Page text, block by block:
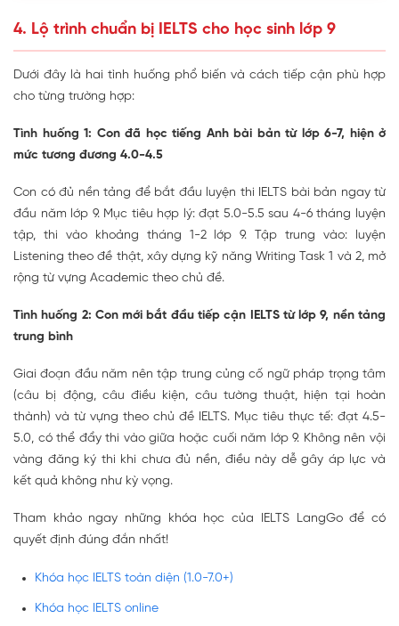
4. Lộ trình chuẩn bị IELTS cho học sinh lớp 9
Dưới đây là hai tình huống phổ biến và cách tiếp cận phù hợp
cho từng trường hợp:
Tình huống 1: Con đã học tiếng Anh bài bản từ lớp 6-7, hiện ở
mức tương đương 4.0-4.5
Con có đủ nền tảng để bắt đầu luyện thi IELTS bài bản ngay từ
đầu năm lớp 9. Mục tiêu hợp lý: đạt 5.0-5.5 sau 4-6 tháng luyện
tập, thi vào khoảng tháng 1-2 lớp 9. Tập trung vào: luyện
Listening theo đề thật, xây dựng kỹ năng Writing Task 1 và 2, mở
rộng từ vựng Academic theo chủ đề.
Tình huống 2: Con mới bắt đầu tiếp cận IELTS từ lớp 9, nền tảng
trung bình
Giai đoạn đầu năm nên tập trung củng cố ngữ pháp trọng tâm
(câu bị động, câu điều kiện, câu tường thuật, hiện tại hoàn
thành) và từ vựng theo chủ đề IELTS. Mục tiêu thực tế: đạt 4.5-
5.0, có thể đẩy thi vào giữa hoặc cuối năm lớp 9. Không nên vội
vàng đăng ký thi khi chưa đủ nền, điều này dễ gây áp lực và
kết quả không như kỳ vọng.
Tham khảo ngay những khóa học của IELTS LangGo để có
quyết định đúng đắn nhất!
Khóa học IELTS toàn diện (1.0-7.0+)
Khóa học IELTS online